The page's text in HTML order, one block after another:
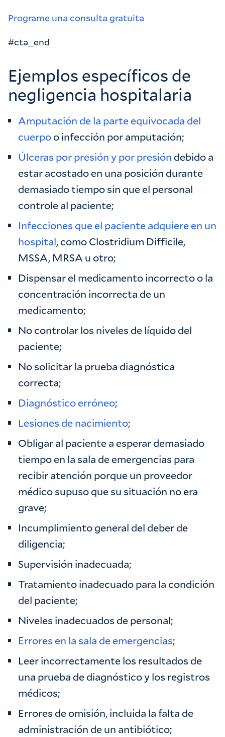
Programe una consulta gratuita
#cta_end
Ejemplos específicos de
negligencia hospitalaria
Amputación de la parte equivocada del
cuerpoo infección por amputación;
Úlceras por presión y por presión debido a
estar acostado en una posición durante
demasiado tiempo sin que el personal
controle al paciente;
Infecciones que el paciente adquiere en un
hospital, como Clostridium Difficile,
MSSA, MRSA u otro;
Dispensar el medicamento incorrecto o la
concentración incorrecta de un
medicamento;
No controlar los niveles de líquido del
paciente;
No solicitar la prueba diagnóstica
correcta;
Diagnóstico erróneo;
Lesiones de nacimiento;
Obligar al paciente a esperar demasiado
tiempo en la sala de emergencias para
recibir atención porque un proveedor
médico supuso que su situación no era
grave;
Incumplimiento general del deber de
diligencia;
Supervisión inadecuada;
Tratamiento inadecuado para la condición
del paciente;
Niveles inadecuados de personal;
Errores en la sala de emergencias;
Leer incorrectamente los resultados de
una prueba de diagnóstico y los registros
médicos;
Errores de omisión, incluida la falta de
administración de un antibiótico;